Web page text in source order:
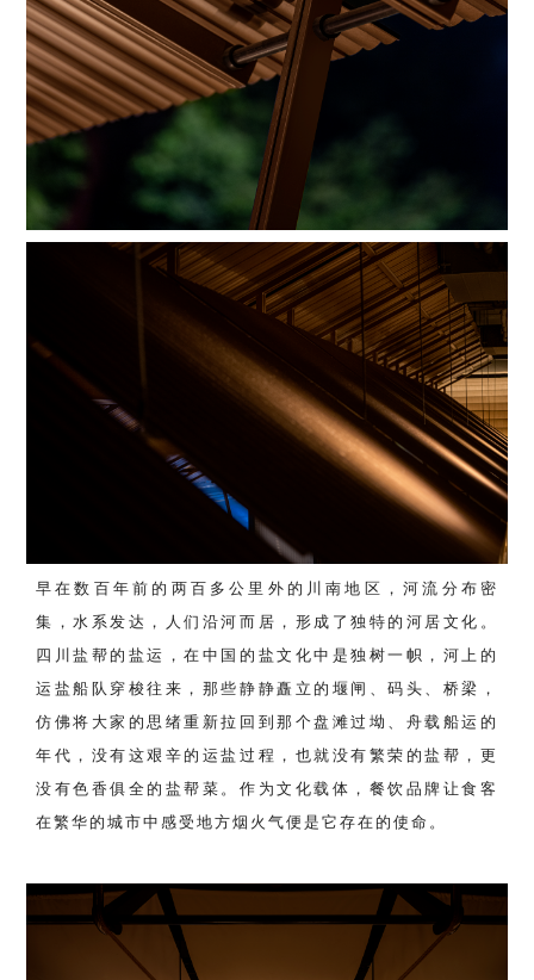
早在数百年前的两百多公里外的川南地区，河流分布密
集，水系发达，人们沿河而居，形成了独特的河居文化。
四川盐帮的盐运，在中国的盐文化中是独树一帜，河上的
运盐船队穿梭往来，那些静静矗立的堰闸、码头、桥梁，
仿佛将大家的思绪重新拉回到那个盘滩过坳、舟载船运的
年代，没有这艰辛的运盐过程，也就没有繁荣的盐帮，更
没有色香俱全的盐帮菜。作为文化载体，餐饮品牌让食客
在繁华的城市中感受地方烟火气便是它存在的使命。